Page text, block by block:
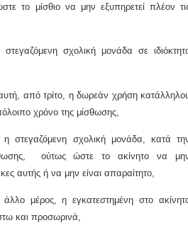
το μίσθιο να μην εξυπηρετεί πλέον
σχολική μονάδα σε
από τρίτο, η δωρεάν χρήση
χρόνο της μίσθωσης,
η στεγαζόμενη σχολική μονάδα, κατά
ούτως ώστε το ακίνητο να
αυτής ή να μην είναι απαραίτητο,
μέρος, η εγκατεστημένη στο
και προσωρινά,